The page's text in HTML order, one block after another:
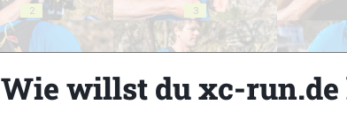
2 3
Wie willst du xc-run.de